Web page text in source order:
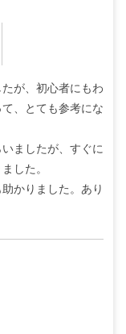
が、初心者にもわ
、とても参考にな
ましたが、すぐに
した。
かりました。あり